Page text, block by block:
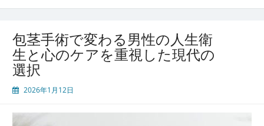
包茎手術で変わる男性の人生衛
生と心のケアを重視した現代の
選択
2026年1月12日